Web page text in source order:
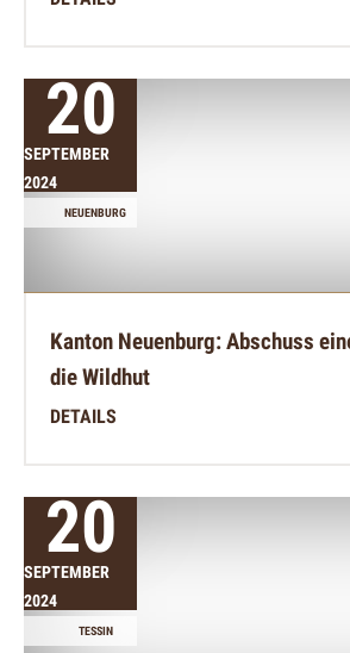
20
SEPTEMBER
2024
NEUENBURG
Kanton Neuenburg: Abschuss
die Wildhut
DETAILS
20
SEPTEMBER
2024
TESSIN